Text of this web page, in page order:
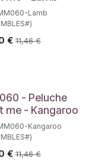
Lamb
€ 11,46€
- Peluche
me - Kangaroo
Kangaroo
€ 11,46€